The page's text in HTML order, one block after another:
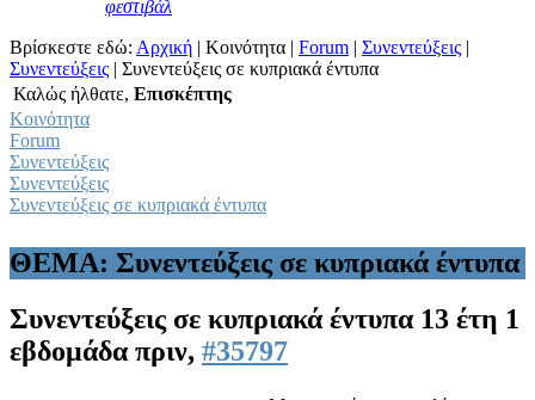
φεστιβάλ
Βρίσκεστε εδώ: Αρχική | Κοινότητα | Forum | Συνεντεύξεις |
Συνεντεύξεις | Συνεντεύξεις σε κυπριακά έντυπα
Καλώς ήλθατε, Επισκέπτης
Κοινότητα
Forum
Συνεντεύξεις
Συνεντεύξεις
Συνεντεύξεις σε κυπριακά έντυπα
ΘΕΜΑ: Συνεντεύξεις σε κυπριακά έντυπα
Συνεντεύξεις σε κυπριακά έντυπα 13 έτη 1
εβδομάδα πριν, #35797